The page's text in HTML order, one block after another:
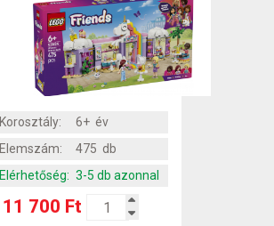
Korosztály:
6+ év
Elemszám:
475 db
Elérhetőség: 3-5 db azonnal
11 700 Ft